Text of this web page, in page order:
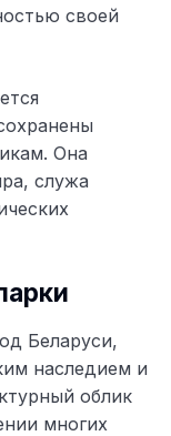
своей
Она
служа
Беларуси,
наследием и
облик
многих